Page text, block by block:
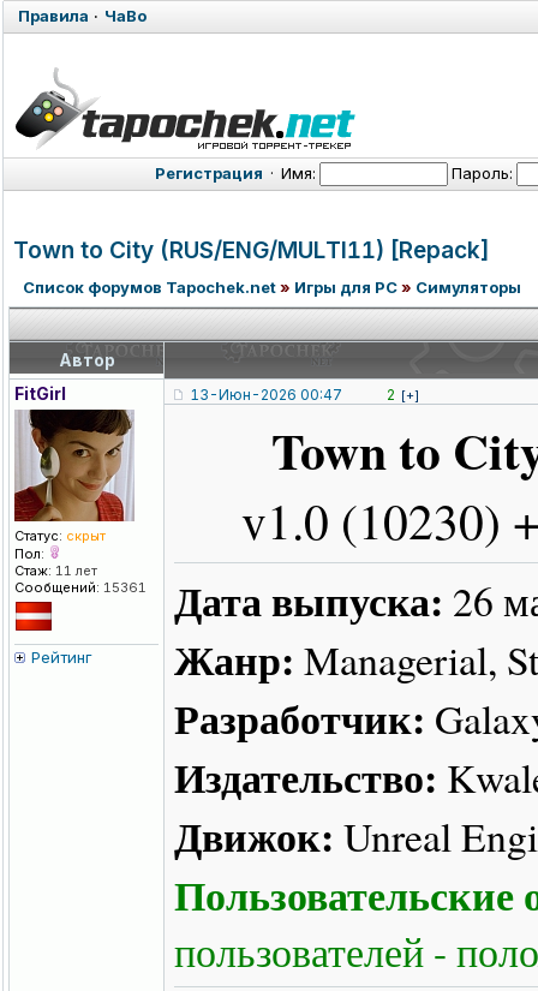
Правила · ЧаВо
Регистрация · Имя: Пароль:
Town to City (RUS/ENG/MULTI11) [Repack]
Список форумов Tapochek.net» Игры для PC» Симуляторы
Автор
FitGirl
Статус: скрыт
Пол:
Стаж: 11 лет
Сообщений: 15361
Рейтинг
13-Июн-2026 00:47 2 [+]
Town to
v1.0 (10230)
Дата выпуска: 26
Жанр: Managerial,
Разработчик:
Издательство:
Движок: Unreal
Пользовательские
пользователей -